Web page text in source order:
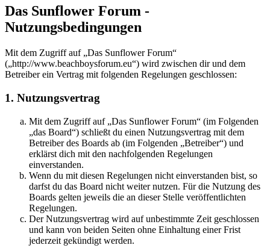
Das Sunflower Forum -
Nutzungsbedingungen
Mit dem Zugriff auf „Das Sunflower Forum“
(„http://www.beachboysforum.eu“) wird zwischen dir und dem
Betreiber ein Vertrag mit folgenden Regelungen geschlossen:
1. Nutzungsvertrag
Mit dem Zugriff auf „Das Sunflower Forum“ (im Folgenden
„das Board“) schließt du einen Nutzungsvertrag mit dem
Betreiber des Boards ab (im Folgenden „Betreiber“) und
erklärst dich mit den nachfolgenden Regelungen
einverstanden.
Wenn du mit diesen Regelungen nicht einverstanden bist, so
darfst du das Board nicht weiter nutzen. Für die Nutzung des
Boards gelten jeweils die an dieser Stelle veröffentlichten
Regelungen.
Der Nutzungsvertrag wird auf unbestimmte Zeit geschlossen
und kann von beiden Seiten ohne Einhaltung einer Frist
jederzeit gekündigt werden.